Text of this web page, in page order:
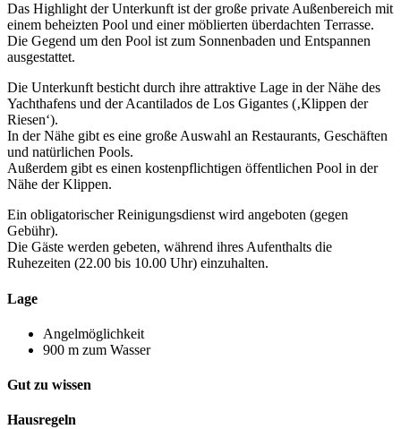
Das Highlight der Unterkunft ist der große private Außenbereich mit
einem beheizten Pool und einer möblierten überdachten Terrasse.
Die Gegend um den Pool ist zum Sonnenbaden und Entspannen
ausgestattet.
Die Unterkunft besticht durch ihre attraktive Lage in der Nähe des
Yachthafens und der Acantilados de Los Gigantes (‚Klippen der
Riesen‘).
In der Nähe gibt es eine große Auswahl an Restaurants, Geschäften
und natürlichen Pools.
Außerdem gibt es einen kostenpflichtigen öffentlichen Pool in der
Nähe der Klippen.
Ein obligatorischer Reinigungsdienst wird angeboten (gegen
Gebühr).
Die Gäste werden gebeten, während ihres Aufenthalts die
Ruhezeiten (22.00 bis 10.00 Uhr) einzuhalten.
Lage
Angelmöglichkeit
900 m zum Wasser
Gut zu wissen
Hausregeln